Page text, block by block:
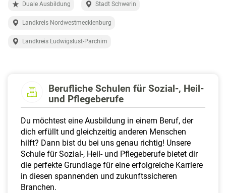
Duale Ausbildung Stadt Schwerin
Landkreis Nordwestmecklenburg
Landkreis Ludwigslust-Parchim
Berufliche Schulen für Sozial-, Heil-
und Pflegeberufe
Du möchtest eine Ausbildung in einem Beruf, der
dich erfüllt und gleichzeitig anderen Menschen
hilft? Dann bist du bei uns genau richtig! Unsere
Schule für Sozial-, Heil- und Pflegeberufe bietet dir
die perfekte Grundlage für eine erfolgreiche Karriere
in diesen spannenden und zukunftssicheren
Branchen.